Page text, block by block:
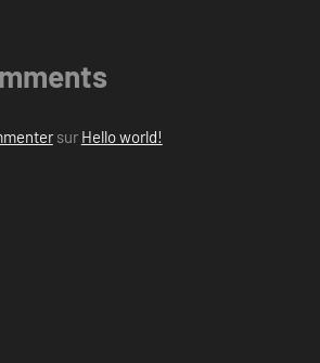
sur Hello world!